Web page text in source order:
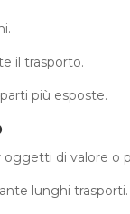
il trasporto.
più esposte.­
di valore o
lunghi trasporti.